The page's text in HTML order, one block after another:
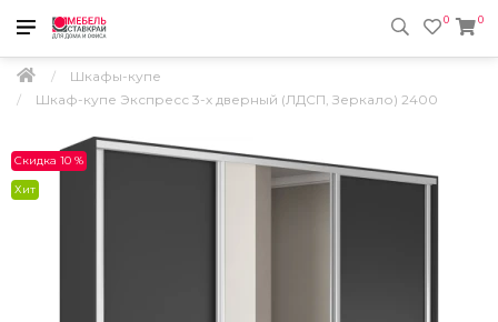
0
0
Шкафы-купе
Шкаф-купе Экспресс 3-х дверный (ЛДСП, Зеркало) 2400
Скидка 10 %
Хит